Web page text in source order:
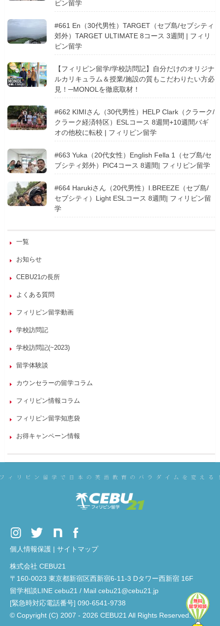
ピン留学
#661 En（30代男性）TARGET（セブ島/セブシティ
郊外）TARGET ULTIMATE 8コース 3週間 | フィリ
ピン留学
【フィリピン留学/学校訪問記】自分だけのオリジナ
ルカリキュラム＆授業/施設の質もこだわりたい方必
見！─MONOLを徹底取材！
#662 KIMIさん（30代男性）HELP Clark（クラーク/
クラーク経済特区）ESLコース 8週間+10週間バギ
オの他校に転校 | フィリピン留学
#663 Yuka（20代女性）English Fella 1（セブ島/セ
ブシティ郊外）PIC4コース 8週間| フィリピン留学
#664 Harukiさん（20代男性）I.BREEZE（セブ島/
セブシティ）Light ESLコース 8週間| フィリピン留
学
一覧
お知らせ
CEBU21の長所
よくある質問
フィリピン留学動画
学校訪問記
学校訪問記(~2023)
留学体験談
カウンセラーの留学コラム
フィリピン情報コラム
フィリピン留学知恵袋
お得キャンペーン情報
個人情報保護 | サイトマップ
株式会社 CEBU21
〒160-0023 東京都新宿区西新宿6-11-3 Dタワー西新宿 16F
留学相談LINE cebu21 / Mail cebu21@cebu21.jp
[緊急時対応電話番号] 090-6541-9738
© Copyright (C) 2007 - 2026 CEBU21 All Rights Reserved.